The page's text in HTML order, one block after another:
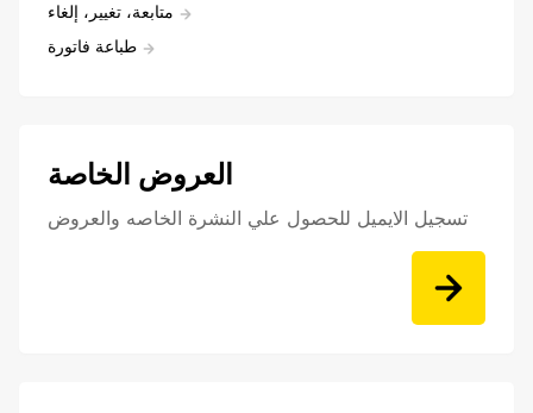
متابعة، تغيير، إلغاء
طباعة فاتورة
العروض الخاصة
تسجيل الايميل للحصول علي النشرة الخاصه والعروض